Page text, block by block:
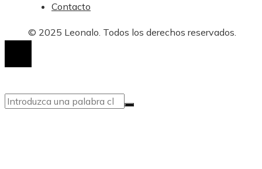
Contacto
© 2025 Leonalo. Todos los derechos reservados.